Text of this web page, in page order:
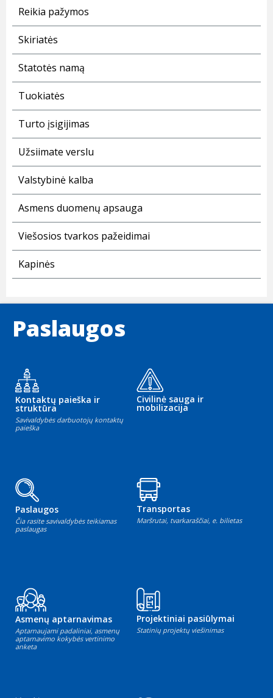
Reikia pažymos
Skiriatės
Statotės namą
Tuokiatės
Turto įsigijimas
Užsiimate verslu
Valstybinė kalba
Asmens duomenų apsauga
Viešosios tvarkos pažeidimai
Kapinės
Paslaugos
Kontaktų paieška ir
struktūra
Savivaldybės darbuotojų kontaktų
paieška
Civilinė sauga ir
mobilizacija
Paslaugos
Čia rasite savivaldybės teikiamas
paslaugas
Transportas
Maršrutai, tvarkaraščiai, e. bilietas
Asmenų aptarnavimas
Aptarnaujami padaliniai, asmenų
aptarnavimo kokybės vertinimo
anketa
Projektiniai pasiūlymai
Statinių projektų viešinimas